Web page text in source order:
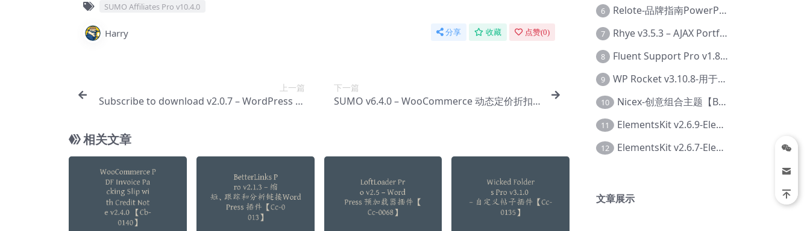
SUMO Affiliates Pro v10.4.0
Harry 分享 收藏 点赞(0)
上一篇
Subscribe to download v2.0.7 – WordPress 的
下一篇
SUMO v6.4.0 – WooCommerce 动态定价折扣
相关文章
6 Relote-品牌指南PowerPoint模板【Dc-0076】
7 Rhye v3.5.3 – AJAX Portfolio WordPress 主题【Bi-0049】
8 Fluent Support Pro v1.8.1 – WordPress 支持票务系统【Cc-0041】
9 WP Rocket v3.10.8-用于wordpress速度优化的缓存加速插件【Cd-0019】
10 Nicex-创意组合主题【Be-0092】
11 ElementsKit v2.6.9-Elementor插件【Ab-0161】
12 ElementsKit v2.6.7-Elementor插件【Ab-0162】
文章展示